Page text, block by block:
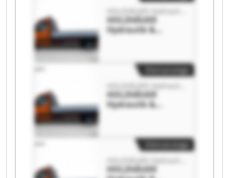
HOLZHÄUER
Hydraulik &
Maschinenbau
Hydraulik &
Maschinenbau
HOLZHÄUER
Hydraulik &
Maschinenbau
Hydraulik &
Maschinenbau
Kleinanzeige
HOLZHÄUER
Kleinanzeige